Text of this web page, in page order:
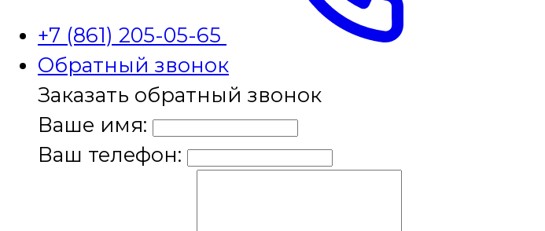
+7 (861) 205-05-65
Обратный звонок
Заказать обратный звонок
Ваше имя:
Ваш телефон: